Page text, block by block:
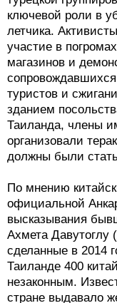
ключевой роли в
летчика.
участие в
магазинов и
туристов и
зданием
Таиланда, члены
организовали
должны были
По мнению
официальной
высказывания
Ахмета
сделанные в 2014
Таиланде 400
незаконным.
стране выдавало